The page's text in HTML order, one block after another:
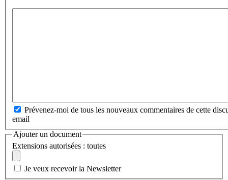
Prévenez-moi de tous les nouveaux commentaires de cette
email
Ajouter un document
Extensions autorisées : toutes
Je veux recevoir la Newsletter